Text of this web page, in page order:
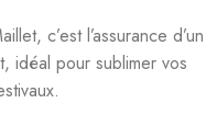
c’est l’assurance d’un
idéal pour sublimer vos